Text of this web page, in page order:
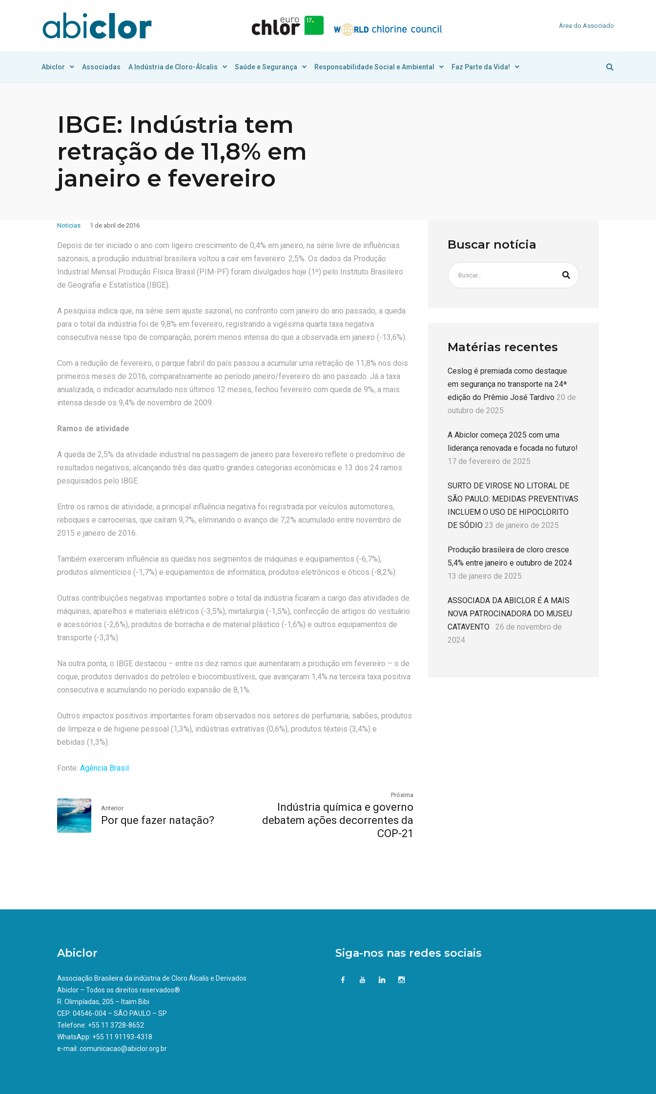
Área do Associado
Abiclor Associadas A Indústria de Cloro-Álcalis Saúde e Segurança Responsabilidade Social e Ambiental Faz Parte da Vida!
IBGE: Indústria tem
retração de 11,8% em
janeiro e fevereiro
Noticias 1 de abril de 2016
Depois de ter iniciado o ano com ligeiro crescimento de 0,4% em janeiro, na série livre de influências
sazonais, a produção industrial brasileira voltou a cair em fevereiro: 2,5%. Os dados da Produção
Industrial Mensal Produção Física Brasil (PIM-PF) foram divulgados hoje (1º) pelo Instituto Brasileiro
de Geografia e Estatística (IBGE).
A pesquisa indica que, na série sem ajuste sazonal, no confronto com janeiro do ano passado, a queda
para o total da indústria foi de 9,8% em fevereiro, registrando a vigésima quarta taxa negativa
consecutiva nesse tipo de comparação, porém menos intensa do que a observada em janeiro (-13,6%).
Com a redução de fevereiro, o parque fabril do país passou a acumular uma retração de 11,8% nos dois
primeiros meses de 2016, comparativamente ao período janeiro/fevereiro do ano passado. Já a taxa
anualizada, o indicador acumulado nos últimos 12 meses, fechou fevereiro com queda de 9%, a mais
intensa desde os 9,4% de novembro de 2009.
Ramos de atividade
A queda de 2,5% da atividade industrial na passagem de janeiro para fevereiro reflete o predomínio de
resultados negativos, alcançando três das quatro grandes categorias econômicas e 13 dos 24 ramos
pesquisados pelo IBGE.
Entre os ramos de atividade, a principal influência negativa foi registrada por veículos automotores,
reboques e carrocerias, que caíram 9,7%, eliminando o avanço de 7,2% acumulado entre novembro de
2015 e janeiro de 2016.
Também exerceram influência as quedas nos segmentos de máquinas e equipamentos (-6,7%),
produtos alimentícios (-1,7%) e equipamentos de informática, produtos eletrônicos e óticos (-8,2%).
Outras contribuições negativas importantes sobre o total da indústria ficaram a cargo das atividades de
máquinas, aparelhos e materiais elétricos (-3,5%), metalurgia (-1,5%), confecção de artigos do vestuário
e acessórios (-2,6%), produtos de borracha e de material plástico (-1,6%) e outros equipamentos de
transporte (-3,3%).
Na outra ponta, o IBGE destacou – entre os dez ramos que aumentaram a produção em fevereiro – o de
coque, produtos derivados do petróleo e biocombustíveis, que avançaram 1,4% na terceira taxa positiva
consecutiva e acumulando no período expansão de 8,1%.
Outros impactos positivos importantes foram observados nos setores de perfumaria, sabões, produtos
de limpeza e de higiene pessoal (1,3%), indústrias extrativas (0,6%), produtos têxteis (3,4%) e
bebidas (1,3%).
Fonte: Agência Brasil
Anterior
Por que fazer natação?
Próxima
Indústria química e governo
debatem ações decorrentes da
COP-21
Buscar notícia
Matérias recentes
Ceslog é premiada como destaque
em segurança no transporte na 24ª
edição do Prêmio José Tardivo 20 de
outubro de 2025
A Abiclor começa 2025 com uma
liderança renovada e focada no futuro!
17 de fevereiro de 2025
SURTO DE VIROSE NO LITORAL DE
SÃO PAULO: MEDIDAS PREVENTIVAS
INCLUEM O USO DE HIPOCLORITO
DE SÓDIO 23 de janeiro de 2025
Produção brasileira de cloro cresce
5,4% entre janeiro e outubro de 2024
13 de janeiro de 2025
ASSOCIADA DA ABICLOR É A MAIS
NOVA PATROCINADORA DO MUSEU
CATAVENTO
26 de novembro de
2024
Abiclor
Associação Brasileira da indústria de Cloro Álcalis e Derivados
Abiclor – Todos os direitos reservados®
R. Olimpíadas, 205 – Itaim Bibi
CEP: 04546-004 – SÃO PAULO – SP
Telefone: +55 11 3728-8652
WhatsApp: +55 11 91193-4318
e-mail: comunicacao@abiclor.org.br
Siga-nos nas redes sociais